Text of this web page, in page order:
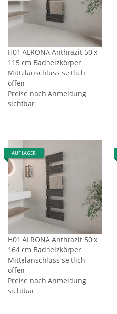
H01 ALRONA Anthrazit 50 x
115 cm Badheizkörper
Mittelanschluss seitlich
offen
Preise nach Anmeldung
sichtbar
AUF LAGER
H01 ALRONA Anthrazit 50 x
164 cm Badheizkörper
Mittelanschluss seitlich
offen
Preise nach Anmeldung
sichtbar